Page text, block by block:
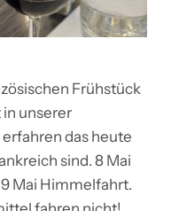
Frühstück
unserer
das heute
sind. 8 Mai
Mai Himmelfahrt.